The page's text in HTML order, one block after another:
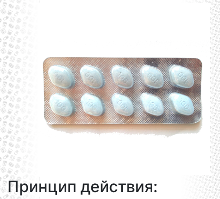
Принцип действия: